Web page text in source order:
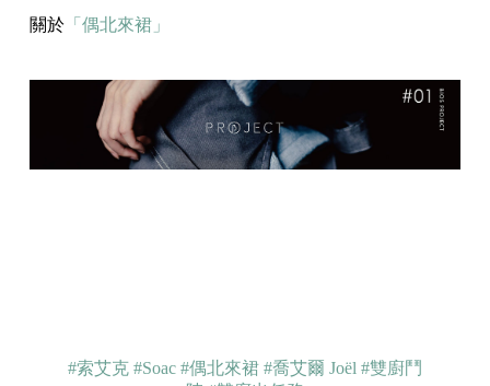
關於 「偶北來裙」
#索艾克 #Soac #偶北來裙 #喬艾爾 Joël #雙廚鬥